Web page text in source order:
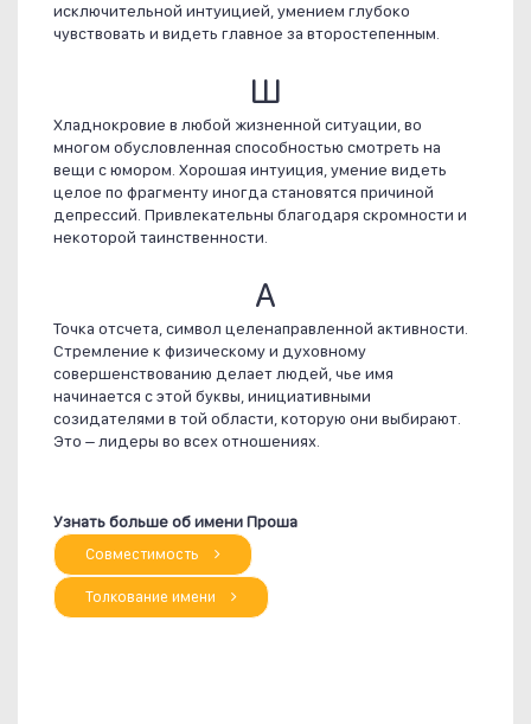
исключительной интуицией, умением глубоко
чувствовать и видеть главное за второстепенным.
Ш
Хладнокровие в любой жизненной ситуации, во
многом обусловленная способностью смотреть на
вещи с юмором. Хорошая интуиция, умение видеть
целое по фрагменту иногда становятся причиной
депрессий. Привлекательны благодаря скромности и
некоторой таинственности.
А
Точка отсчета, символ целенаправленной активности.
Стремление к физическому и духовному
совершенствованию делает людей, чье имя
начинается с этой буквы, инициативными
созидателями в той области, которую они выбирают.
Это – лидеры во всех отношениях.
Узнать больше об имени Проша
Совместимость
Толкование имени